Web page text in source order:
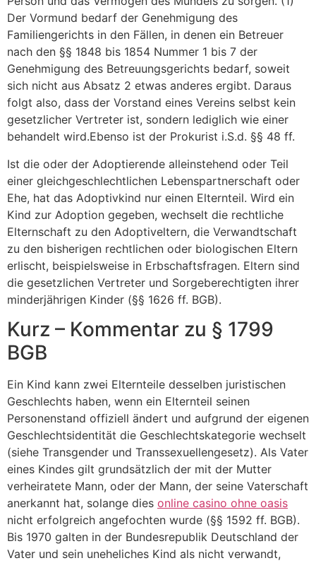
Der Vormund bedarf der Genehmigung des
Familiengerichts in den Fällen, in denen ein Betreuer
nach den §§ 1848 bis 1854 Nummer 1 bis 7 der
Genehmigung des Betreuungsgerichts bedarf, soweit
sich nicht aus Absatz 2 etwas anderes ergibt. Daraus
folgt also, dass der Vorstand eines Vereins selbst kein
gesetzlicher Vertreter ist, sondern lediglich wie einer
behandelt wird.Ebenso ist der Prokurist i.S.d. §§ 48 ff.
Ist die oder der Adoptierende alleinstehend oder Teil
einer gleichgeschlechtlichen Lebenspartnerschaft oder
Ehe, hat das Adoptivkind nur einen Elternteil. Wird ein
Kind zur Adoption gegeben, wechselt die rechtliche
Elternschaft zu den Adoptiveltern, die Verwandtschaft
zu den bisherigen rechtlichen oder biologischen Eltern
erlischt, beispielsweise in Erbschaftsfragen. Eltern sind
die gesetzlichen Vertreter und Sorgeberechtigten ihrer
minderjährigen Kinder (§§ 1626 ff. BGB).
Kurz – Kommentar zu § 1799
BGB
Ein Kind kann zwei Elternteile desselben juristischen
Geschlechts haben, wenn ein Elternteil seinen
Personenstand offiziell ändert und aufgrund der eigenen
Geschlechtsidentität die Geschlechtskategorie wechselt
(siehe Transgender und Transsexuellengesetz). Als Vater
eines Kindes gilt grundsätzlich der mit der Mutter
verheiratete Mann, oder der Mann, der seine Vaterschaft
anerkannt hat, solange dies online casino ohne oasis
nicht erfolgreich angefochten wurde (§§ 1592 ff. BGB).
Bis 1970 galten in der Bundesrepublik Deutschland der
Vater und sein uneheliches Kind als nicht verwandt,